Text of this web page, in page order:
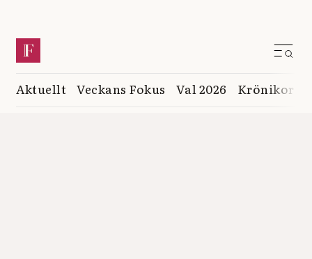
Aktuellt Veckans Fokus Val 2026 Krönikor